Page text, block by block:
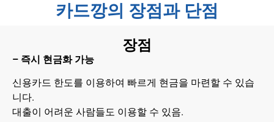
카드깡의 장점과 단점
장점
– 즉시 현금화 가능
신용카드 한도를 이용하여 빠르게 현금을 마련할 수 있습
니다.
대출이 어려운 사람들도 이용할 수 있음.